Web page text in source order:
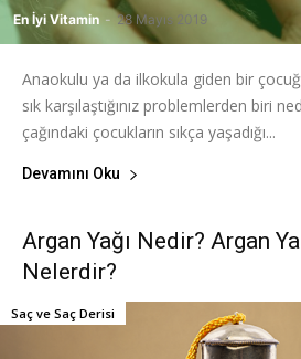
En İyi Vitamin - 28 Mayıs 2019
Anaokulu ya da ilkokula giden bir
sık karşılaştığınız problemlerden biri
çağındaki çocukların sıkça yaşadığı...
Devamını Oku
Argan Yağı Nedir? Argan
Nelerdir?
Saç ve Saç Derisi